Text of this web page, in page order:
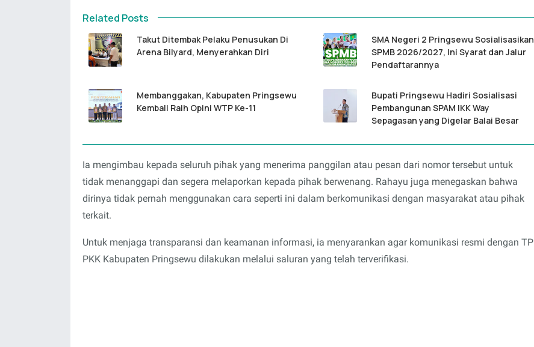
Related Posts
Takut Ditembak Pelaku Penusukan Di
Arena Bilyard, Menyerahkan Diri
SMA Negeri 2 Pringsewu Sosialisasikan
SPMB 2026/2027, Ini Syarat dan Jalur
Pendaftarannya
Membanggakan, Kabupaten Pringsewu
Kembali Raih Opini WTP Ke-11
Bupati Pringsewu Hadiri Sosialisasi
Pembangunan SPAM IKK Way
Sepagasan yang Digelar Balai Besar
Ia mengimbau kepada seluruh pihak yang menerima panggilan atau pesan dari nomor tersebut untuk
tidak menanggapi dan segera melaporkan kepada pihak berwenang. Rahayu juga menegaskan bahwa
dirinya tidak pernah menggunakan cara seperti ini dalam berkomunikasi dengan masyarakat atau pihak
terkait.
Untuk menjaga transparansi dan keamanan informasi, ia menyarankan agar komunikasi resmi dengan TP
PKK Kabupaten Pringsewu dilakukan melalui saluran yang telah terverifikasi.